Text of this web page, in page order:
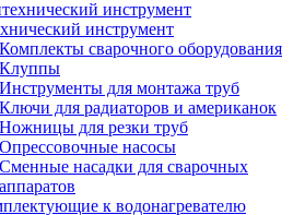
инструмент
Комплекты сварочного оборудования
Клуппы
Инструменты для монтажа труб
Ключи для радиаторов и американок
Ножницы для резки труб
Опрессовочные насосы
Сменные насадки для сварочных
аппаратов